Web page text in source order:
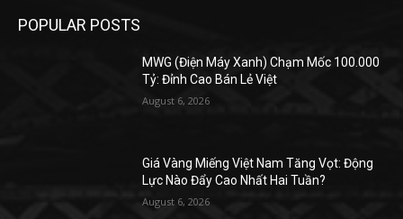
POPULAR POSTS
MWG (Điện Máy Xanh) Chạm Mốc 100.000
Tỷ: Đỉnh Cao Bán Lẻ Việt
August 6, 2026
Giá Vàng Miếng Việt Nam Tăng Vọt: Động
Lực Nào Đẩy Cao Nhất Hai Tuần?
August 6, 2026